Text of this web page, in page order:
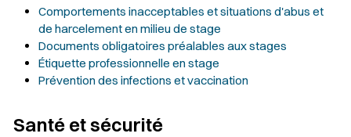
Comportements inacceptables et situations d'abus et
de harcelement en milieu de stage
Documents obligatoires préalables aux stages
Étiquette professionnelle en stage
Prévention des infections et vaccination
Santé et sécurité